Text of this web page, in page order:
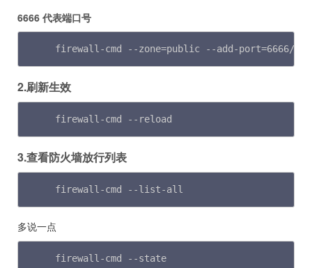
6666 代表端口号
firewall-cmd --zone=public --add-port=6666/tcp
2.刷新生效
firewall-cmd --reload
3.查看防火墙放行列表
firewall-cmd --list-all
多说一点
firewall-cmd --state